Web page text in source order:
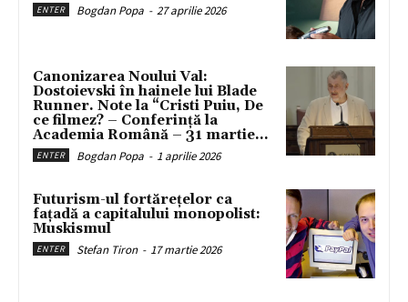
ENTER Bogdan Popa - 27 aprilie 2026
Canonizarea Noului Val:
Dostoievski în hainele lui Blade
Runner. Note la “Cristi Puiu, De
ce filmez? – Conferință la
Academia Română – 31 martie...
ENTER Bogdan Popa - 1 aprilie 2026
Futurism-ul fortărețelor ca
fațadă a capitalului monopolist:
Muskismul
ENTER Stefan Tiron - 17 martie 2026